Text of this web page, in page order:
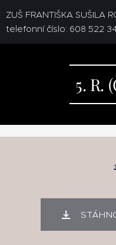
ZUŠ FRANTIŠKA SUŠILA
telefonní číslo: 608 522
5. R.